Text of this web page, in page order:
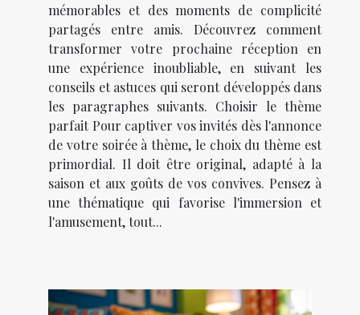
mémorables et des moments de complicité
partagés entre amis. Découvrez comment
transformer votre prochaine réception en
une expérience inoubliable, en suivant les
conseils et astuces qui seront développés dans
les paragraphes suivants. Choisir le thème
parfait Pour captiver vos invités dès l'annonce
de votre soirée à thème, le choix du thème est
primordial. Il doit être original, adapté à la
saison et aux goûts de vos convives. Pensez à
une thématique qui favorise l'immersion et
l'amusement, tout...